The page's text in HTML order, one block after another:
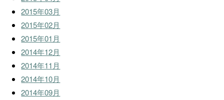
2015年03月
2015年02月
2015年01月
2014年12月
2014年11月
2014年10月
2014年09月